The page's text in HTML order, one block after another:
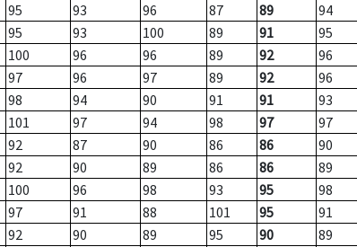
95 93 96 87 89
94
95 93 100 89 91
95
100 96 96 89 92
96
97 96 97 89 92
96
98 94 90 91 91
93
101 97 94 98 97
97
92 87 90 86 86
90
92 90 89 86 86
89
100 96 98 93 95
98
97 91 88 101 95
91
92 90 89 95 90
89